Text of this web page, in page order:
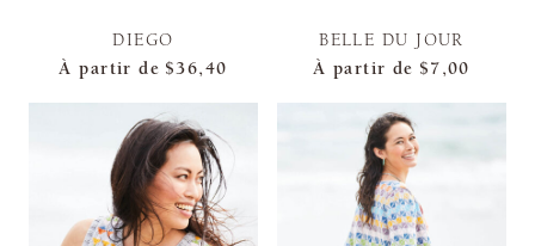
DIEGO
À partir de $36,40
BELLE DU JOUR
À partir de $7,00